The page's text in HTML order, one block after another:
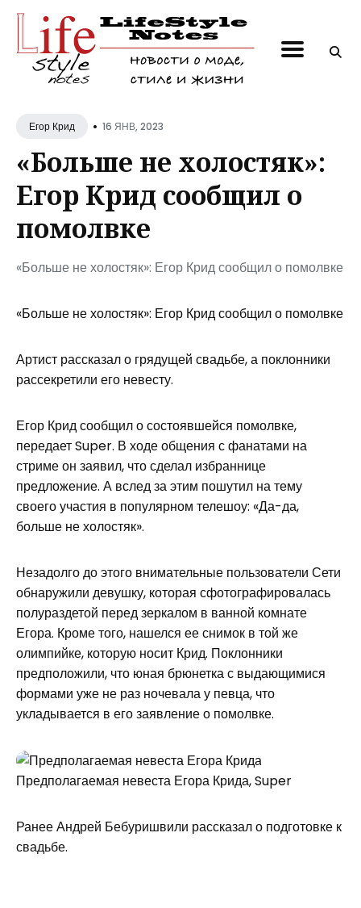
Поиск
Егор Крид • 16 ЯНВ, 2023
«Больше не холостяк»:
Егор Крид сообщил о
помолвке
«Больше не холостяк»: Егор Крид сообщил о помолвке
«Больше не холостяк»: Егор Крид сообщил о помолвке
Артист рассказал о грядущей свадьбе, а поклонники
рассекретили его невесту.
Егор Крид сообщил о состоявшейся помолвке,
передает Super. В ходе общения с фанатами на
стриме он заявил, что сделал избраннице
предложение. А вслед за этим пошутил на тему
своего участия в популярном телешоу: «Да-да,
больше не холостяк».
Незадолго до этого внимательные пользователи Сети
обнаружили девушку, которая сфотографировалась
полураздетой перед зеркалом в ванной комнате
Егора. Кроме того, нашелся ее снимок в той же
олимпийке, которую носит Крид. Поклонники
предположили, что юная брюнетка с выдающимися
формами уже не раз ночевала у певца, что
укладывается в его заявление о помолвке.
Предполагаемая невеста Егора Крида, Super
Ранее Андрей Бебуришвили рассказал о подготовке к
свадьбе.